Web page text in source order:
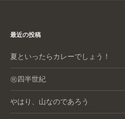
最近の投稿
夏といったらカレーでしょう！
㊗️四半世紀
やはり、山なのであろう